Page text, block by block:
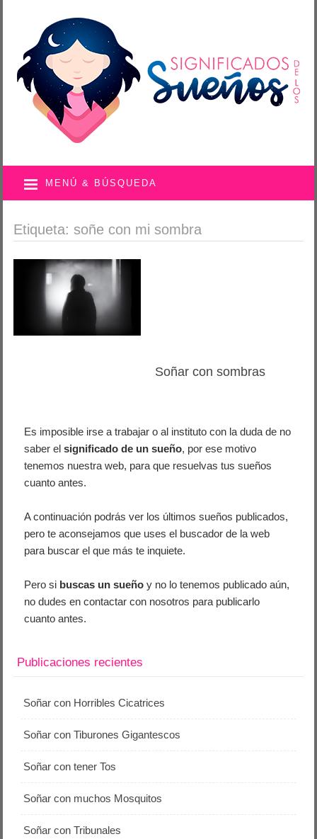
MENÚ & BÚSQUEDA
Etiqueta: soñe con mi sombra
Soñar con sombras
Es imposible irse a trabajar o al instituto con la duda de no
saber elsignificado de un sueño, por ese motivo
tenemos nuestra web, para que resuelvas tus sueños
cuanto antes.
A continuación podrás ver los últimos sueños publicados,
pero te aconsejamos que uses el buscador de la web
para buscar el que más te inquiete.
Pero si buscas un sueño y no lo tenemos publicado aún,
no dudes en contactar con nosotros para publicarlo
cuanto antes.
Publicaciones recientes
Soñar con Horribles Cicatrices
Soñar con Tiburones Gigantescos
Soñar con tener Tos
Soñar con muchos Mosquitos
Soñar con Tribunales